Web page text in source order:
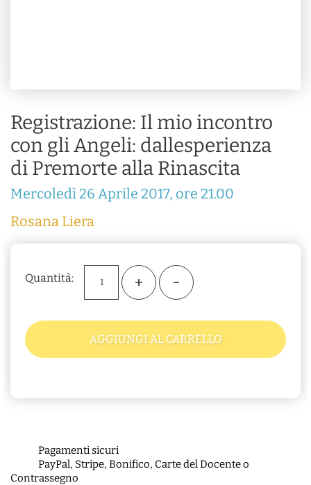
Registrazione: Il mio incontro
con gli Angeli: dallesperienza
di Premorte alla Rinascita
Mercoledì 26 Aprile 2017, ore 21.00
Rosana Liera
Quantità: + -
AGGIUNGI AL CARRELLO
Pagamenti sicuri
PayPal, Stripe, Bonifico, Carte del Docente o
Contrassegno